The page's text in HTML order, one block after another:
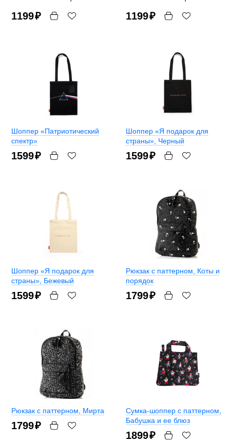
1199₽ 1199₽
Шоппер «Патриотический
спектр»
1599₽
Шоппер «Я подарок для
страны», Черный
1599₽
Шоппер «Я подарок для
страны», Бежевый
1599₽
Рюкзак с паттерном, Коты и
порядок
1799₽
Рюкзак с паттерном, Мирта
1799₽
Сумка-шоппер с паттерном,
Бабушка и ее блюз
1899₽